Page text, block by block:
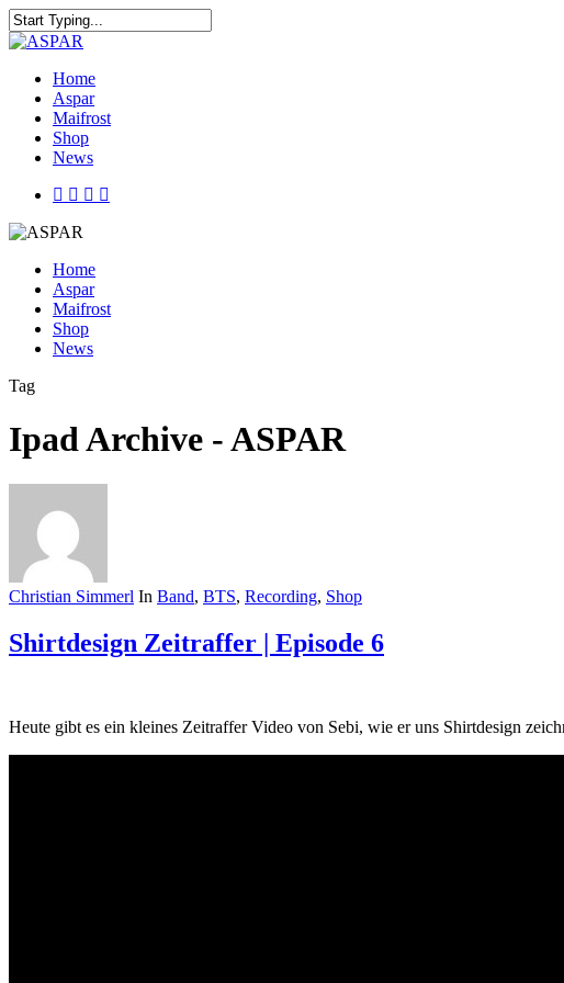
Home
Aspar
Maifrost
Shop
News
Home
Aspar
Maifrost
Shop
News
Tag
Ipad Archive - ASPAR
Christian Simmerl In Band, BTS, Recording, Shop
Shirtdesign Zeitraffer | Episode 6
Heute gibt es ein kleines Zeitraffer Video von Sebi, wie er uns Shirtdesign